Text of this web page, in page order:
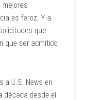
mejores
es feroz. Y a
que
que ser admitido
a U.S. News en
década desde el